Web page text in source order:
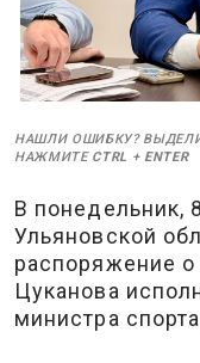
НАШЛИ ОШИБКУ?
НАЖМИТЕ CTRL + ENTER
В понедельник,
Ульяновской
распоряжение
Цуканова
министра